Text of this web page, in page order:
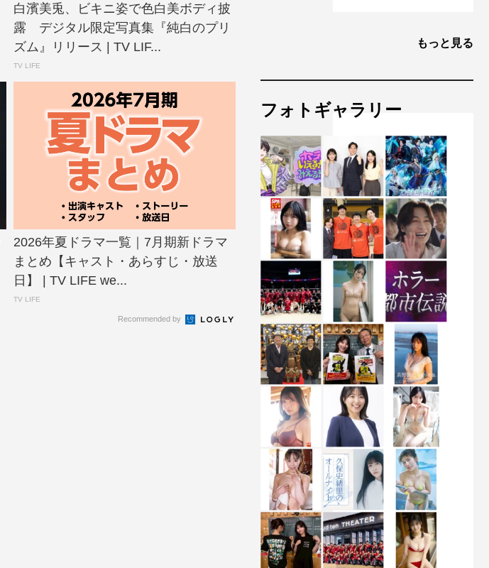
白濱美兎、ビキニ姿で色白美ボディ披
露 デジタル限定写真集『純白のプリ
ズム』リリース | TV LIF...
TV LIFE
2026年夏ドラマ一覧｜7月期新ドラマ
まとめ【キャスト・あらすじ・放送
日】 | TV LIFE we...
TV LIFE
Recommended by
もっと見る
フォトギャラリー